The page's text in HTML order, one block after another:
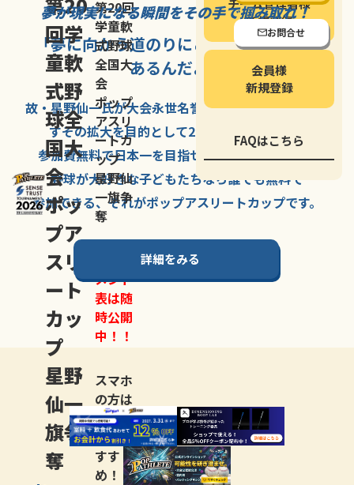
お問合せ
回学
童軟
式野
球全
国大
会
ポッ
プア
スリ
ート
カッ
プ
星野
仙一
旗争
奪
第20回
学童軟
式野球
全国大
会
ポップ
アスリ
ートカ
ップ
星野仙
一旗争
奪
メント
表は随
時公開
中！！
スマホ
の方は
LINE登
録がお
すす
め！
チーム管理者様
新規登録
会員様
新規登録
FAQはこちら
夢が現実になる瞬間をその手で掴み取れ！
「夢に向かう道のりにこそ大きな意味が
あるんだよ」
故・星野仙一氏が大会永世名誉会長を務める、野球の
すその拡大を目的として2007年に
参加費無料で日本一を目指せる唯一の野球大会。
野球が大好きな子どもたちなら誰でも無料で
参加できる、それがポップアスリートカップです。
詳細をみる